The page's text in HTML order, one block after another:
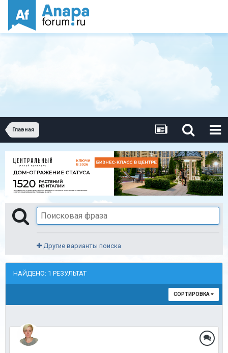
Главная
Другие варианты поиска
НАЙДЕНО: 1 РЕЗУЛЬТАТ
СОРТИРОВКА